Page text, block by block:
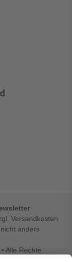
Versandkosten
anders
• Alle Rechte